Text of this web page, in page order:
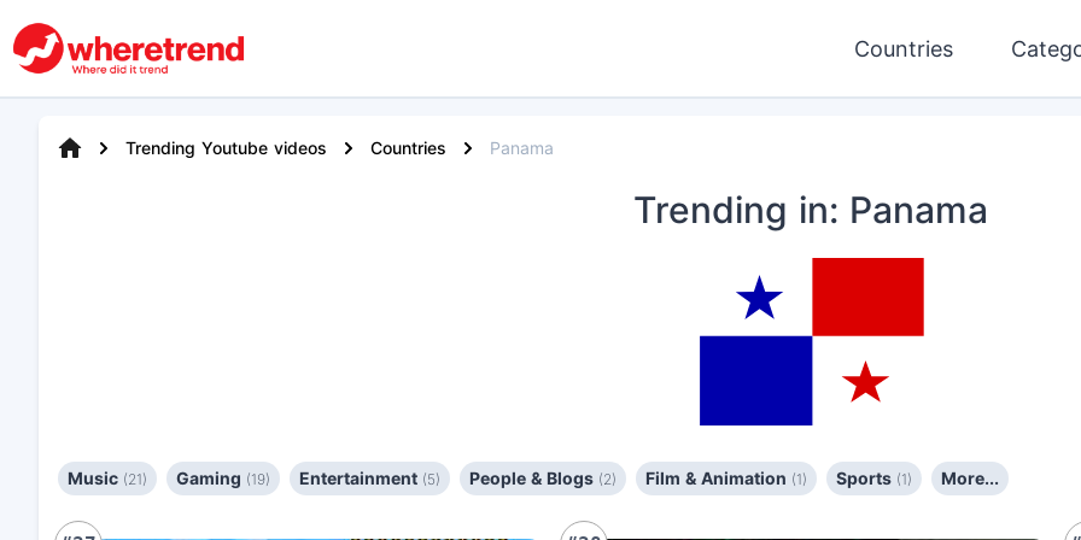
Countries
Trending Youtube videos Countries Panama
Trending in: Panama
Music (21) Gaming (19) Entertainment (5) People & Blogs (2) Film & Animation (1) Sports (1) More...